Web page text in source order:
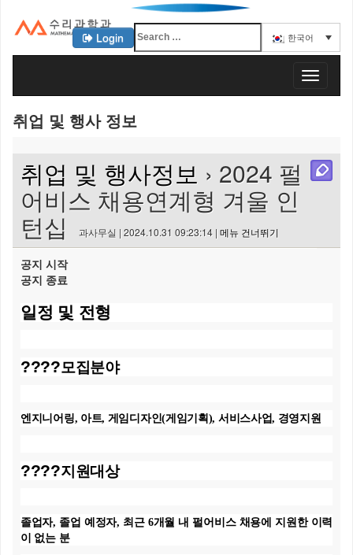
KAIST 수리과학과
Login 한국어
T
o
a
취업 및 행사 정보
취업 및 행사정보 › 2024 펄
어비스 채용연계형 겨울 인
턴십 과사무실 | 2024.10.31 09:23:14 | 메뉴 건너뛰기
공지 시작
공지 종료
일정 및 전형
????모집분야
엔지니어링, 아트, 게임디자인(게임기획 ), 서비스사업, 경영지원
????지원대상
졸업자, 졸업 예정자, 최근6개월 내 펄어비스 채용에 지원한 이력
이 없는 분